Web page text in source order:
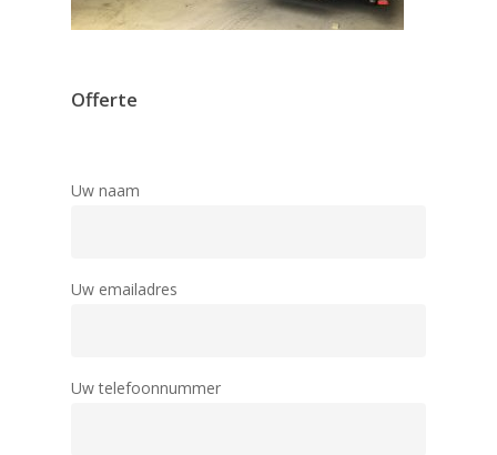
Offerte
Uw naam
Uw emailadres
Uw telefoonnummer